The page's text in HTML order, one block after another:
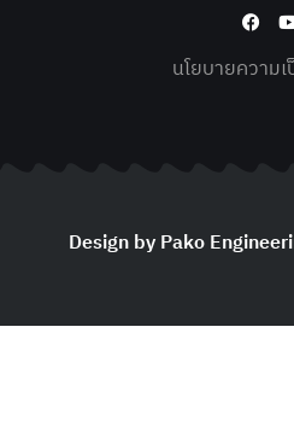
นโยบายความ
Design by Pako